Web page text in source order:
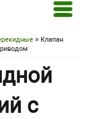
» Клапан
с